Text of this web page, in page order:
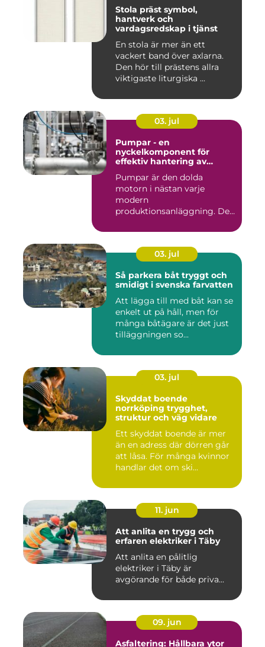
Stola präst symbol,
hantverk och
vardagsredskap i tjänst
En stola är mer än ett
vackert band över axlarna.
Den hör till prästens allra
viktigaste liturgiska ...
03. jul
Pumpar - en
nyckelkomponent för
effektiv hantering av
Pumpar är den dolda
motorn i nästan varje
modern
produktionsanläggning. De
03. jul
Så parkera båt tryggt och
smidigt i svenska farvatten
Att lägga till med båt kan se
enkelt ut på håll, men för
många båtägare är det just
tilläggningen so...
03. jul
Skyddat boende
norrköping trygghet,
struktur och väg vidare
Ett skyddat boende är mer
än en adress där dörren går
att låsa. För många kvinnor
handlar det om ski...
11. jun
Att anlita en trygg och
erfaren elektriker i Täby
Att anlita en pålitlig
elektriker i Täby är
avgörande för både priva...
09. jun
Asfaltering: Hållbara ytor